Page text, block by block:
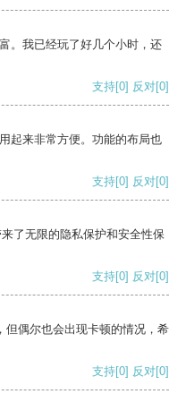
。我已经玩了好几个小时，还
支持[0] 反对[0]
起来非常方便。功能的布局也
支持[0] 反对[0]
了无限的隐私保护和安全性保
支持[0] 反对[0]
但偶尔也会出现卡顿的情况，希
支持[0] 反对[0]